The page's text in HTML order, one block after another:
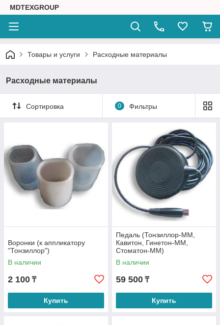
MDTEXGROUP
Товары и услуги Расходные материалы
Расходные материалы
Сортировка 0 Фильтры
Воронки (к аппликатору
"Тонзиллор")
В наличии
2 100 ₸
Купить
Педаль (Тонзиллор-ММ,
Кавитон, Гинетон-ММ,
Стоматон-ММ)
В наличии
59 500 ₸
Купить